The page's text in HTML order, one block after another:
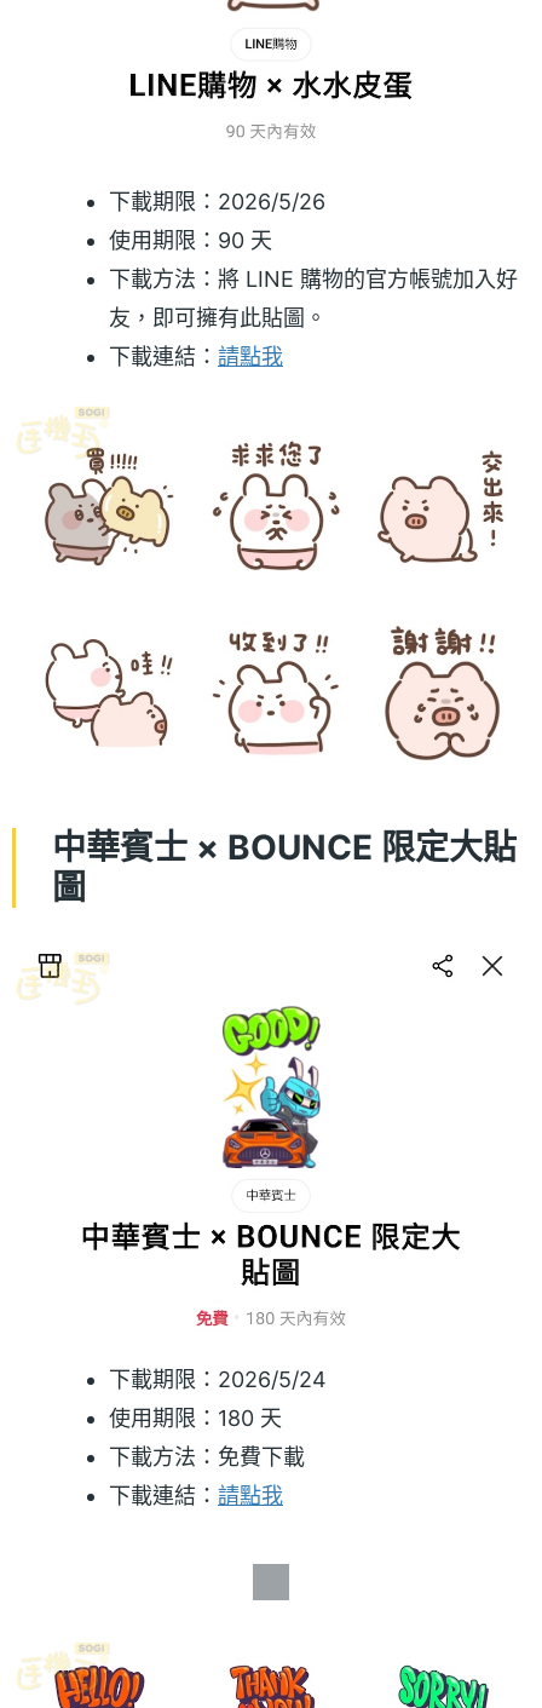
下載期限：2026/5/26
使用期限：90 天
下載方法：將 LINE 購物的官方帳號加入好
友，即可擁有此貼圖。
下載連結： 請點我
中華賓士 × BOUNCE 限定大貼
圖
下載期限：2026/5/24
使用期限：180 天
下載方法：免費下載
下載連結： 請點我